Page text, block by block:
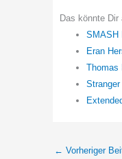
Das könnte Dir
SMASH
Eran
Thomas
← Vorheriger